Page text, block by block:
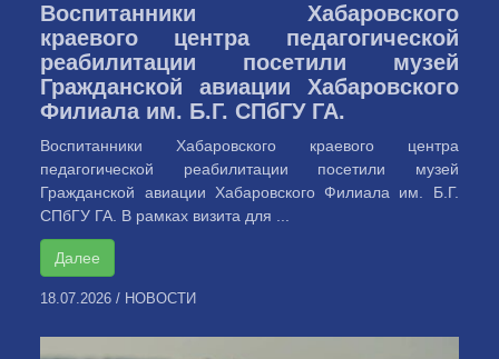
Воспитанники Хабаровского
краевого центра педагогической
реабилитации посетили музей
Гражданской авиации Хабаровского
Филиала им. Б.Г. СПбГУ ГА.
Воспитанники Хабаровского краевого центра
педагогической реабилитации посетили музей
Гражданской авиации Хабаровского Филиала им. Б.Г.
СПбГУ ГА. В рамках визита для ...
Далее
18.07.2026 / НОВОСТИ